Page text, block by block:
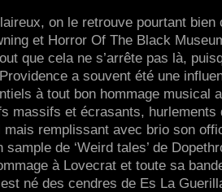
on le retrouve pourtant
et Horror Of The Black
que cela ne s’arrête pas là,
a souvent été une
à tout bon hommage musical
massifs et écrasants, hurlements
remplissant avec brio son
sample de ‘Weird tales’ de
à Lovecrat et toute sa
est né des cendres de Es La